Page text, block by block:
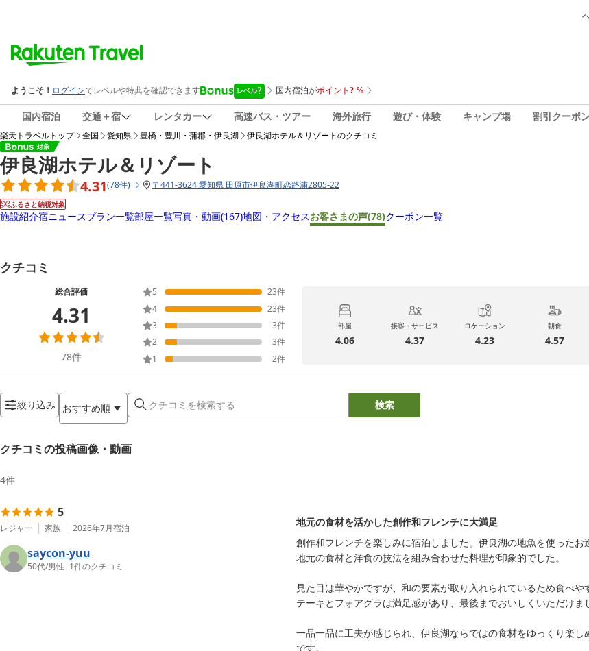
国内宿泊 交通＋宿 レンタカー 高速バス・ツアー 海外旅行 遊び・体験 キャンプ場 割引クーポ
楽天トラベルトップ 全国 愛知県 豊橋・豊川・蒲郡・伊良湖 伊良湖ホテル＆リゾートのクチコミ
伊良湖ホテル＆リゾート
4.31(78件) 〒441-3624 愛知県 田原市伊良湖町恋路浦2805-22
ふるさと納税対象
施設紹介宿ニュースプラン一覧部屋一覧写真・動画(167)地図・アクセスお客さまの声(78)クーポン一覧
クチコミ
総合評価
4.31
78件
5 23件
4
23件
3
3件
2
3件
1
2件
部屋
4.06
接客・サービス
4.37
ロケーション
4.23
朝食
4.57
絞り込み おすすめ順 検索
クチコミの投稿画像・動画
4件
5
レジャー 家族 2026年7月宿泊
saycon-yuu
50代/男性 | 1件のクチコミ
地元の食材を活かした創作和フレンチに大満足
創作和フレンチを楽しみに宿泊しました。伊良湖の地魚を使った
地元の食材と洋食の技法を組み合わせた料理が印象的でした。
見た目は華やかですが、和の要素が取り入れられているため食べ
テーキとフォアグラは満足感があり、最後までおいしくいただけま
一品一品に工夫が感じられ、伊良湖ならではの食材をゆっくり楽
です。